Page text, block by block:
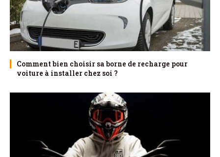
Comment bien choisir sa borne de recharge pour
voiture à installer chez soi ?